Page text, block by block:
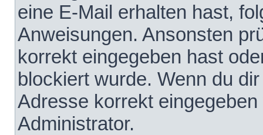
eine E-Mail erhalten hast,
Anweisungen. Ansonsten
korrekt eingegeben hast
blockiert wurde. Wenn du
Adresse korrekt
Administrator.